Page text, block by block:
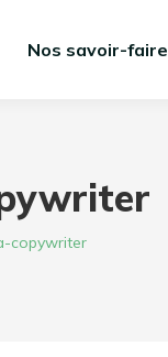
Nos savoir-faire
copywriter